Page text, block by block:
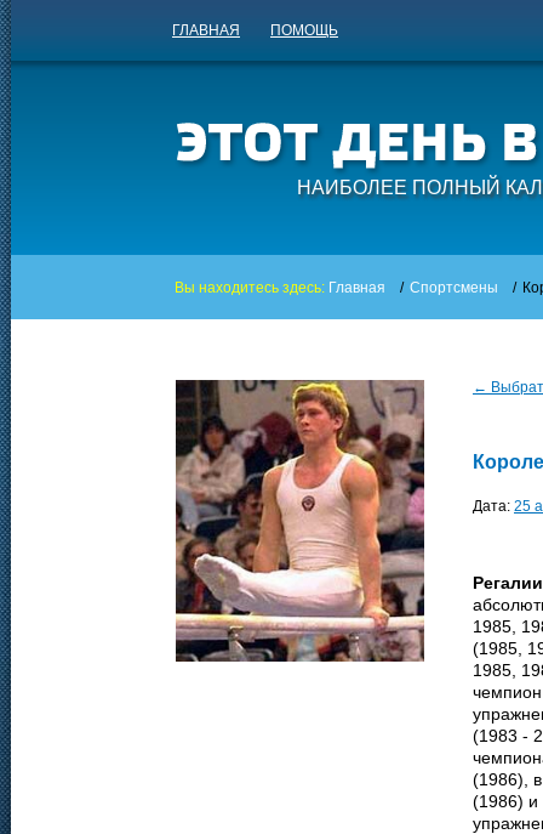
ГЛАВНАЯ ПОМОЩЬ
НАИБОЛЕЕ ПОЛНЫЙ
Вы находитесь здесь: Главная / Спортсмены /
←
Дата: 25
1985,
(1985,
1985,
(1983 -
(1986),
(1986) и